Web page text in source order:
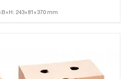
243×81×370 mm